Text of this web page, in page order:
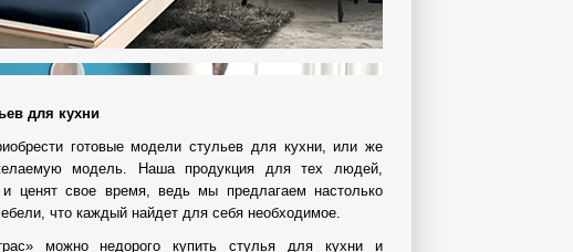
для кухни
готовые модели стульев для кухни, или же
модель. Наша продукция для тех людей,
ценят свое время, ведь мы предлагаем настолько
что каждый найдет для себя необходимое.
можно недорого купить стулья для кухни и